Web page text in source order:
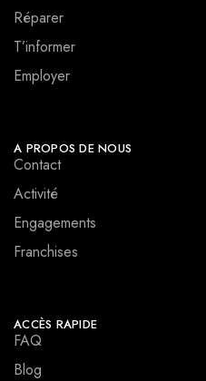
Réparer
T’informer
Employer
A PROPOS DE NOUS
Contact
Activité
Engagements
Franchises
ACCÈS RAPIDE
FAQ
Blog